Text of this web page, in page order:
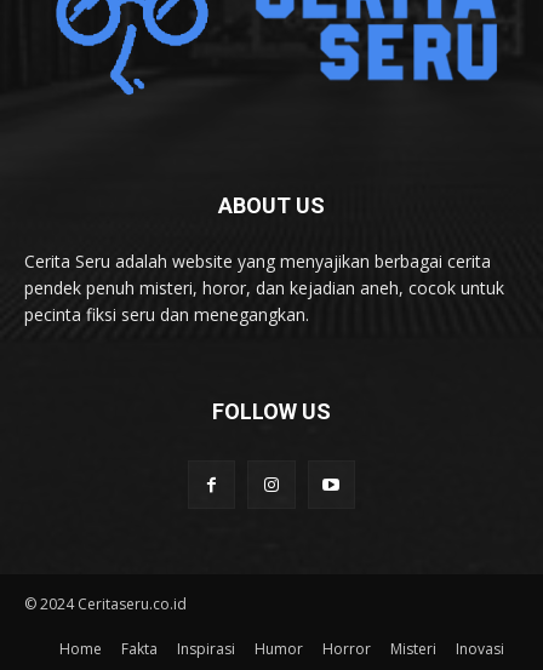
ABOUT US
Cerita Seru adalah website yang menyajikan berbagai cerita
pendek penuh misteri, horor, dan kejadian aneh, cocok untuk
pecinta fiksi seru dan menegangkan.
FOLLOW US
© 2024 Ceritaseru.co.id
Home Fakta Inspirasi Humor Horror Misteri Inovasi